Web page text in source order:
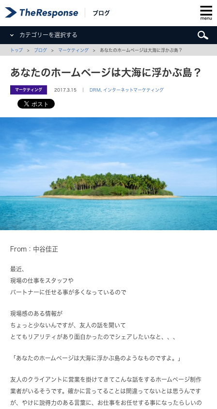
ブログ
カテゴリーを選択する
トップ > ブログ > マーケティング > あなたのホームページは大海に浮かぶ島？
あなたのホームページは大海に浮かぶ島？
マーケティング 2017.3.15 ｜ DRM インターネットマーケティング
From：中谷佳正
最近、
現場の仕事をスタッフや
パートナーに任せる事が多くなっているので
現場感のある情報が
ちょっと少ないんですが、友人の話を聞いて
とてもリアリティがあり面白かったのでシェアしたいなと、、、
「あなたのホームページは大海に浮かぶ島のようなものですよ。」
友人のクライアントに営業を掛けてきてこんな話をするホームページ制作
業者がいるそうです。確かに言ってることは間違ってないとは思うんです
が、やけに説得力のある言葉に、お仕事をお任せする事になったらしいの